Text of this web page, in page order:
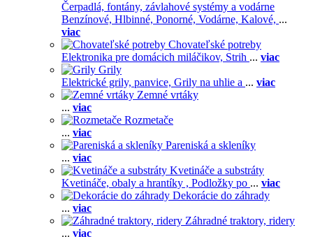
Čerpadlá, fontány, závlahové systémy a vodárne
Benzínové, Hlbinné, Ponorné, Vodárne, Kalové, ...
viac
Chovateľské potreby
Elektronika pre domácich miláčikov, Strih ... viac
Grily
Elektrické grily, panvice, Grily na uhlie a ... viac
Zemné vrtáky
... viac
Rozmetače
... viac
Pareniská a skleníky
... viac
Kvetináče a substráty
Kvetináče, obaly a hrantíky , Podložky po ... viac
Dekorácie do záhrady
... viac
Záhradné traktory, ridery
... viac